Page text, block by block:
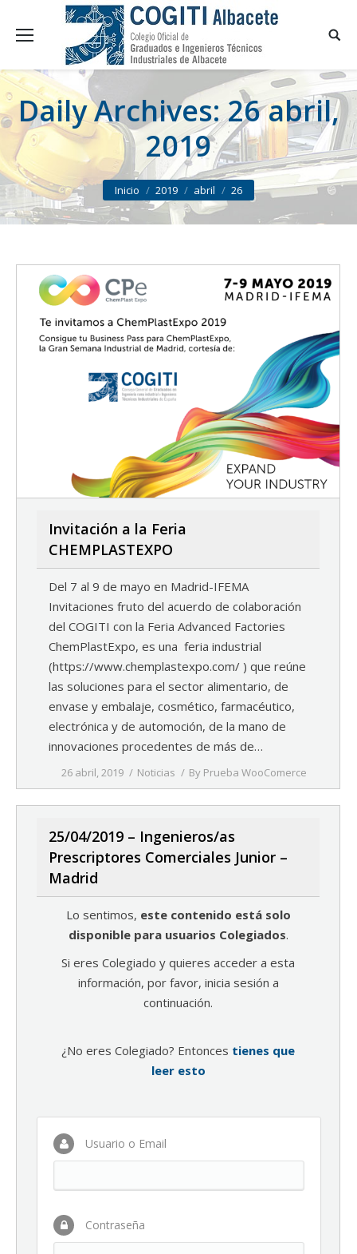
Daily Archives:26 abril,
2019
You are here:
Inicio 2019 abril 26
Invitación a la Feria
CHEMPLASTEXPO
Del 7 al 9 de mayo en Madrid-IFEMA
Invitaciones fruto del acuerdo de colaboración
del COGITI con la Feria Advanced Factories
ChemPlastExpo, es una feria industrial
(https://www.chemplastexpo.com/ ) que reúne
las soluciones para el sector alimentario, de
envase y embalaje, cosmético, farmacéutico,
electrónica y de automoción, de la mano de
innovaciones procedentes de más de…
26 abril, 2019 Noticias By Prueba WooComerce
25/04/2019 – Ingenieros/as
Prescriptores Comerciales Junior –
Madrid
Lo sentimos, este contenido está solo
disponible para usuarios Colegiados.
Si eres Colegiado y quieres acceder a esta
información, por favor, inicia sesión a
continuación.
¿No eres Colegiado? Entonces tienes que
leer esto
Usuario o Email
Contraseña